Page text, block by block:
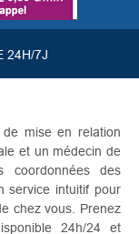
24H/7J
de mise en relation
et un médecin de
coordonnées des
service intuitif pour
chez vous. Prenez
24h/24 et